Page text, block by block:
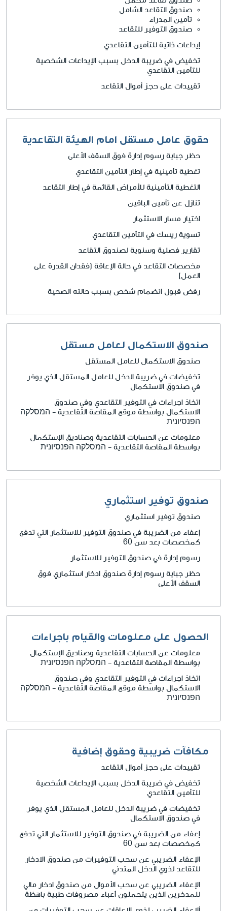
صندوق التقاعد الشامل
تأمين المدراء
صندوق التوفير للتقاعد
إيداعات ذاتية للتأمين التقاعدي
تخفيض في ضريبة الدخل بسبب الإيداعات الشخصية
للتأمين التقاعدي
تقييدات على حجز أموال التقاعد
حقوق عامل مستقل امام الهيئة التقاعدية
حظر جباية رسوم إدارة فوق السقف الأعلى
تغطية تأمينية في إطار التأمين التقاعدي
التغطية التأمينية للأمراض القائمة في إطار التقاعد
تنازل عن تأمين الباقين
اختيار مسار الاستثمار
تسوية ريسك في التأمين التقاعدي
تقارير فصلية وسنوية لصندوق التقاعد
مخصصات التقاعد في حالة الإعاقة (فقدان القدرة على
العمل)
رفض قبول انضمام شخص بسبب حالته الصحية
صندوق الاستكمال لعامل مستقل
صندوق الاستكمال للعامل المستقل
تخفيضات في ضريبة الدخل للعامل المستقل الذي يوفر
في صندوق الاستكمال
اتخاذ اجراءات في التوفير التقاعدي وفي صندوق
الاستكمال بواسطة موقع المقاصة التقاعدية - המסלקה
הפנסיונית
معلومات عن الحسابات التقاعدية وصناديق الإستكمال
بواسطة المقاصة التقاعدية - המסלקה הפנסיונית
صندوق توفير استثماري
صندوق توفير استثماري
إعفاء من الضريبة في صندوق التوفير للاستثمار التي تدفع
كمخصصات بعد سن 60
رسوم إدارة في صندوق التوفير للاستثمار
حظر جباية رسوم إدارة صندوق ادخار استثماري فوق
السقف الأعلى
الحصول على معلومات والقيام باجراءات
معلومات عن الحسابات التقاعدية وصناديق الإستكمال
بواسطة المقاصة التقاعدية - המסלקה הפנסיונית
اتخاذ اجراءات في التوفير التقاعدي وفي صندوق
الاستكمال بواسطة موقع المقاصة التقاعدية - המסלקה
הפנסיונית
مكافآت ضريبية وحقوق إضافية
تقييدات على حجز أموال التقاعد
تخفيض في ضريبة الدخل بسبب الإيداعات الشخصية
للتأمين التقاعدي
تخفيضات في ضريبة الدخل للعامل المستقل الذي يوفر
في صندوق الاستكمال
إعفاء من الضريبة في صندوق التوفير للاستثمار التي تدفع
كمخصصات بعد سن 60
الإعفاء الضريبي عن سحب التوفيرات من صندوق الادخار
للتقاعد لذوي الدخل المتدني
الإعفاء الضريبي عن سحب الأموال من صندوق ادخار مالي
للمدخرين الذين يتحملون أعباء مصروفات طبية باهظة